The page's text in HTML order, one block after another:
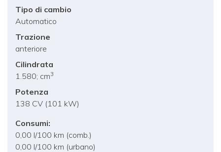
Tipo di cambio
Automatico
Trazione
anteriore
Cilindrata
1.580; cm3
Potenza
138 CV (101 kW)
Consumi:
0,00 l/100 km (comb.)
0,00 l/100 km (urbano)